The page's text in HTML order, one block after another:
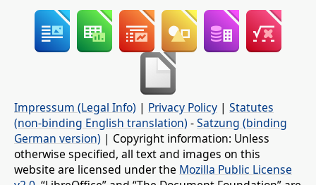
Impressum (Legal Info) | Privacy Policy | Statutes
(non-binding English translation) -Satzung (binding
German version) | Copyright information: Unless
otherwise specified, all text and images on this
website are licensed under the Mozilla Public License